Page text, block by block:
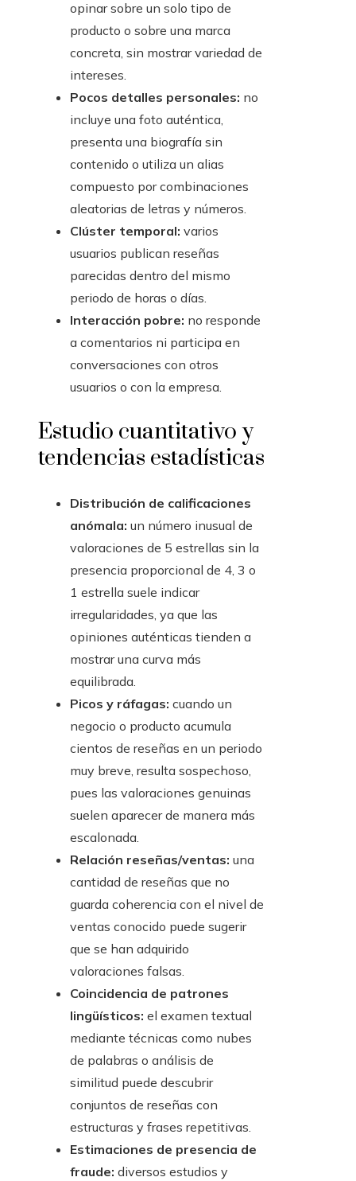
opinar sobre un solo tipo de
producto o sobre una marca
concreta, sin mostrar variedad de
intereses.
Pocos detalles personales: no
incluye una foto auténtica,
presenta una biografía sin
contenido o utiliza un alias
compuesto por combinaciones
aleatorias de letras y números.
Clúster temporal: varios
usuarios publican reseñas
parecidas dentro del mismo
periodo de horas o días.
Interacción pobre: no responde
a comentarios ni participa en
conversaciones con otros
usuarios o con la empresa.
Estudio cuantitativo y
tendencias estadísticas
Distribución de calificaciones
anómala: un número inusual de
valoraciones de 5 estrellas sin la
presencia proporcional de 4, 3 o
1 estrella suele indicar
irregularidades, ya que las
opiniones auténticas tienden a
mostrar una curva más
equilibrada.
Picos y ráfagas: cuando un
negocio o producto acumula
cientos de reseñas en un periodo
muy breve, resulta sospechoso,
pues las valoraciones genuinas
suelen aparecer de manera más
escalonada.
Relación reseñas/ventas: una
cantidad de reseñas que no
guarda coherencia con el nivel de
ventas conocido puede sugerir
que se han adquirido
valoraciones falsas.
Coincidencia de patrones
lingüísticos: el examen textual
mediante técnicas como nubes
de palabras o análisis de
similitud puede descubrir
conjuntos de reseñas con
estructuras y frases repetitivas.
Estimaciones de presencia de
fraude: diversos estudios y